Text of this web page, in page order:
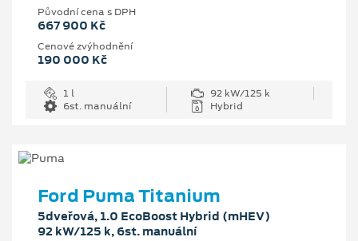
Původní cena s DPH
667 900 Kč
Cenové zvýhodnění
190 000 Kč
1 l
92 kW/125 k
6st. manuální
Hybrid
Ford Puma Titanium
5dveřová, 1.0 EcoBoost Hybrid (mHEV)
92 kW/125 k, 6st. manuální